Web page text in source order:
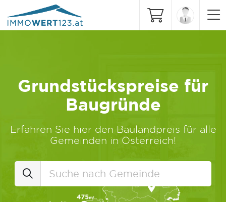
Grundstückspreise für
Baugründe
Erfahren Sie hier den Baulandpreis für alle
Gemeinden in Österreich!